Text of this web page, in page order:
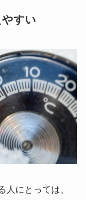
すい
人にとっては、